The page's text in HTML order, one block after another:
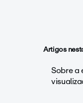
Artigos
Sobre a